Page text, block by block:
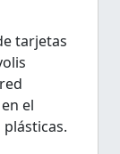
tarjetas
el